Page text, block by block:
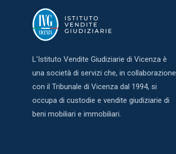
L'Istituto Vendite Giudiziarie di Vicenza è
una società di servizi che, in collaborazione
con il Tribunale di Vicenza dal 1994, si
occupa di custodie e vendite giudiziarie di
beni mobiliari e immobiliari.